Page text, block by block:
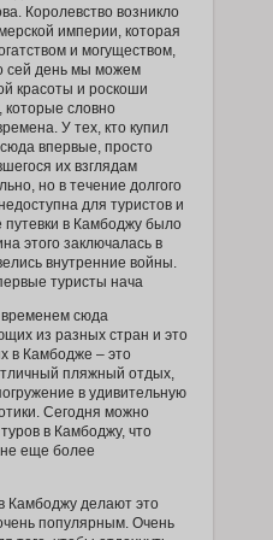
Trademark by
Hotel
Golf & Casino
- Adults Only
& Restaurant-
Boutique
& Spa
Hotels
Королевство возникло
империи, которая
и могуществом,
сей день мы можем
красоты и роскоши
которые словно
У тех, кто купил
впервые, просто
их взглядам
но в течение долгого
для туристов и
путевки в Камбоджу было
этого заключалась в
внутренние войны.
туристы нача
временем сюда
из разных стран и это
в Камбодже – это
пляжный отдых,
в удивительную
Сегодня можно
в Камбоджу, что
еще более
Камбоджу делают это
популярным. Очень